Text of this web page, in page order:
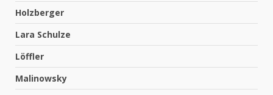
Holzberger
Lara Schulze
Löffler
Malinowsky